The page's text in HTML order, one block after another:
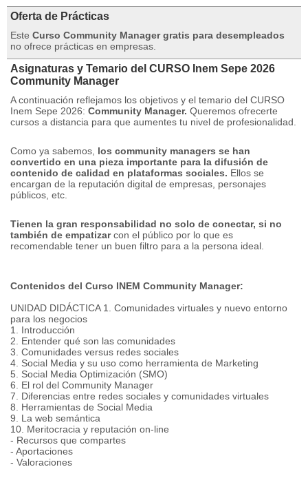
Oferta de Prácticas
Este Curso Community Manager gratis para desempleados
no ofrece prácticas en empresas.
Asignaturas y Temario del CURSO Inem Sepe 2026
Community Manager
A continuación reflejamos los objetivos y el temario del CURSO
Inem Sepe 2026: Community Manager. Queremos ofrecerte
cursos a distancia para que aumentes tu nivel de profesionalidad.
Como ya sabemos, los community managers se han
convertido en una pieza importante para la difusión de
contenido de calidad en plataformas sociales. Ellos se
encargan de la reputación digital de empresas, personajes
públicos, etc.
Tienen la gran responsabilidad no solo de conectar, si no
también de empatizarcon el público por lo que es
recomendable tener un buen filtro para a la persona ideal.
Contenidos del Curso INEM Community Manager:
UNIDAD DIDÁCTICA 1. Comunidades virtuales y nuevo entorno
para los negocios
1. Introducción
2. Entender qué son las comunidades
3. Comunidades versus redes sociales
4. Social Media y su uso como herramienta de Marketing
5. Social Media Optimización (SMO)
6. El rol del Community Manager
7. Diferencias entre redes sociales y comunidades virtuales
8. Herramientas de Social Media
9. La web semántica
10. Meritocracia y reputación on-line
- Recursos que compartes
- Aportaciones
- Valoraciones